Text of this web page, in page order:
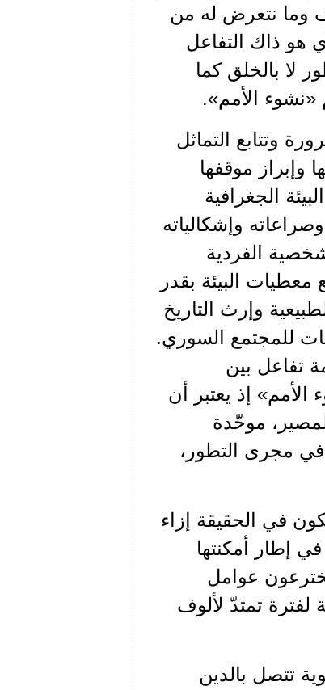
وما نتعرض له من
هو ذاك التفاعل
لا بالخلق كما
«نشوء الأمم».
وتتابع التماثل
موقفها
الجغرافية
وإشكالياته
الفردية
البيئة بقدر
وإرث التاريخ
للمجتمع السوري.
تفاعل بين
إذ يعتبر أن
موحّدة
في مجرى التطور،
في الحقيقة إزاء
إطار أمكنتها
عوامل
لفترة تمتدّ لألوف
تتصل بالدين